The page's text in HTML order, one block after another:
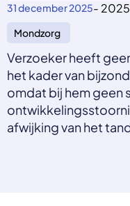
Nieuws
Casussen
Vacatures
Contact
Select a language
Nederlands
31 december 2025-
Mondzorg
Verzoeker heeft
het kader van
omdat bij hem geen
afwijking van het